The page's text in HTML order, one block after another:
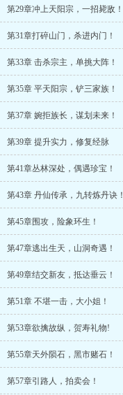
第29章冲上天阳宗，一招毙敌！
第31章打碎山门，杀进内门！
第33章 击杀宗主，单挑大阵！
第35章 平天阳宗，铲三家族！
第37章 婉拒族长，谋划未来！
第39章 提升实力，修复经脉
第41章丛林深处，偶遇珍宝！
第43章 丹仙传承，九转炼丹诀！
第45章围攻，险象环生！
第47章逃出生天，山洞奇遇！
第49章结交新友，抵达垂云！
第51章 不堪一击，大小姐！
第53章欲擒故纵，贺寿礼物!
第55章天外陨石，黑市赌石！
第57章引路人，拍卖会！